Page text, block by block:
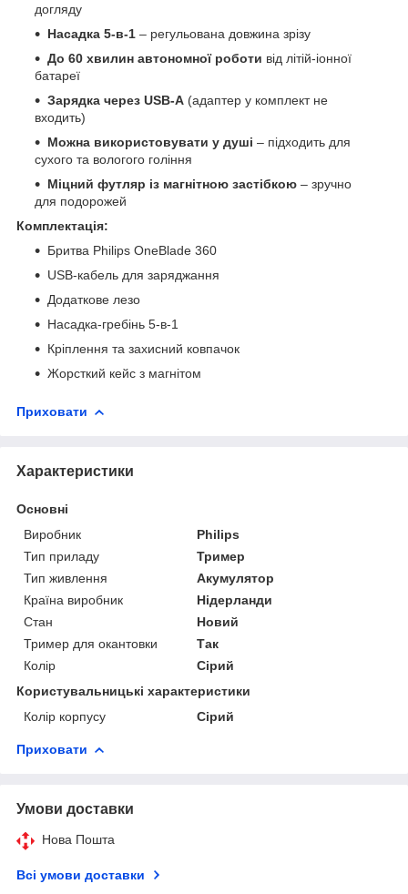
догляду
Насадка 5-в-1 – регульована довжина зрізу
До 60 хвилин автономної роботи від літій-іонної
батареї
Зарядка через USB-A (адаптер у комплект не
входить)
Можна використовувати у душі – підходить для
сухого та вологого гоління
Міцний футляр із магнітною застібкою – зручно
для подорожей
Комплектація:
Бритва Philips OneBlade 360
USB-кабель для заряджання
Додаткове лезо
Насадка-гребінь 5-в-1
Кріплення та захисний ковпачок
Жорсткий кейс з магнітом
Приховати
Характеристики
Основні
Виробник
Philips
Тип приладу
Тример
Тип живлення
Акумулятор
Країна виробник
Нідерланди
Стан
Новий
Тример для окантовки
Так
Колір
Сірий
Користувальницькі характеристики
Колір корпусу
Сірий
Приховати
Умови доставки
Нова Пошта
Всі умови доставки